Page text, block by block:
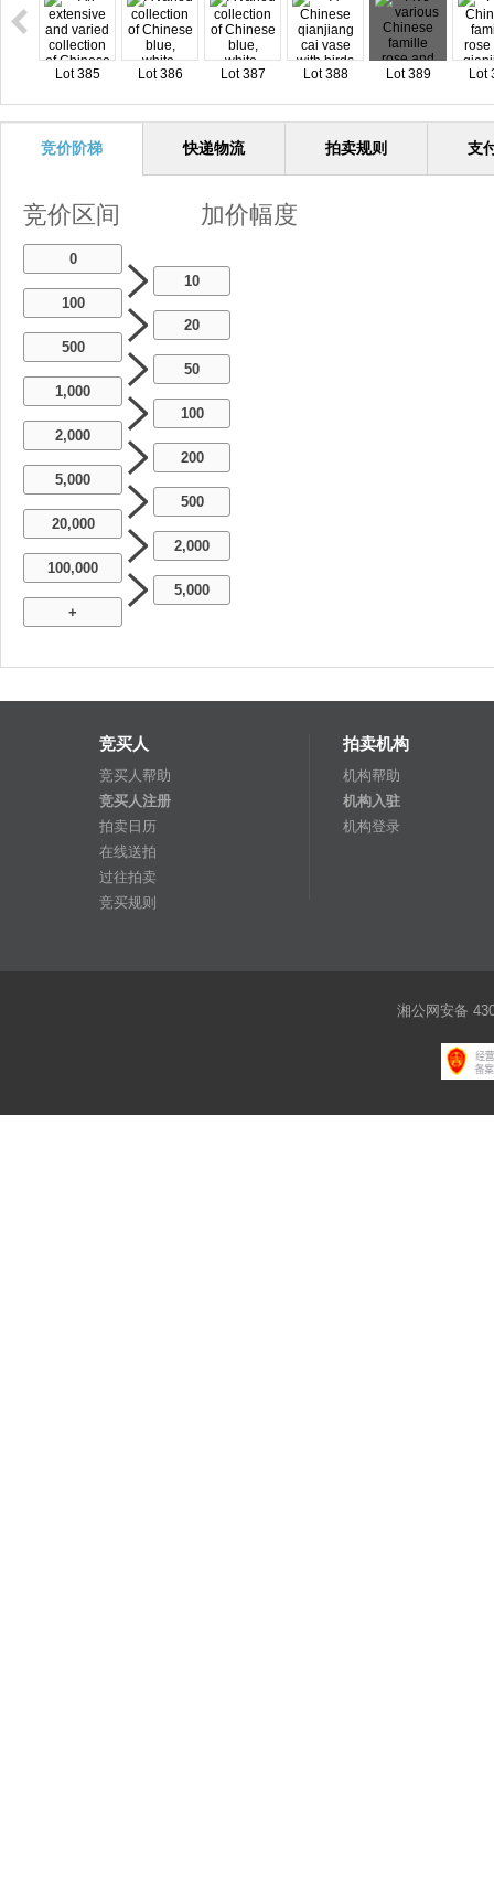
Lot 385 Lot 386 Lot 387 Lot 388 Lot 389 Lot
竞价阶梯 快递物流 拍卖规则 支
竞价区间 加价幅度
0
10
100
20
500
50
1,000
100
2,000
200
5,000
500
20,000
2,000
100,000
5,000
+
竞买人
竞买人帮助
竞买人注册
拍卖日历
在线送拍
过往拍卖
竞买规则
拍卖机构
机构帮助
机构入驻
机构登录
湘公网安备